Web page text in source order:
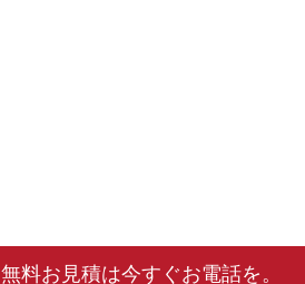
無料お見積は今すぐお電話を。